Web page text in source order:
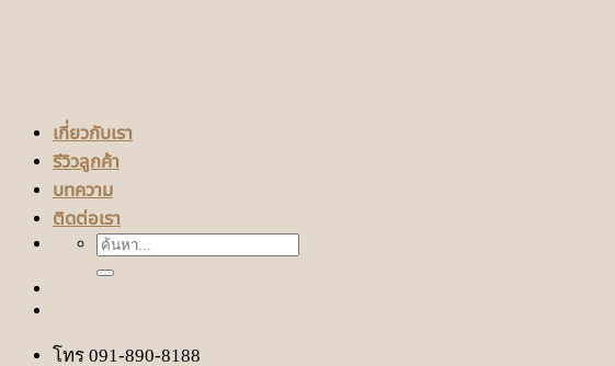
เกี่ยวกับเรา
รีวิวลูกค้า
บทความ
ติดต่อเรา
ค้นหา:
โทร 091-890-8188